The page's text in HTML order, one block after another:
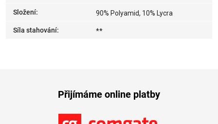
Složení: 90% Polyamid, 10% Lycra
Síla stahování: **
Přijímáme online platby